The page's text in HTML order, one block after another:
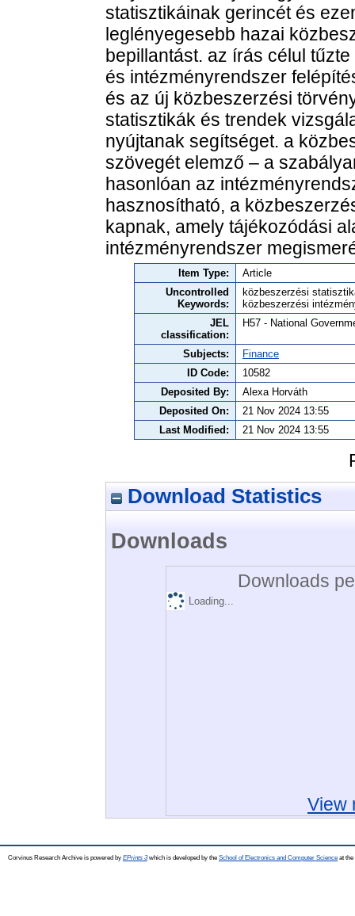
statisztikáinak gerincét és
leglényegesebb hazai
bepillantást. az írás célul
és intézményrendszer
és az új közbeszerzési
statisztikák és trendek
nyújtanak segítséget. a
szövegét elemző – a
hasonlóan az
hasznosítható, a
kapnak, amely tájékozódási
intézményrendszer
Item Type:
Article
Uncontrolled
Keywords:
közbeszerzési
közbeszerzési
JEL
classification:
H57 - National
Subjects:
Finance
ID Code:
10582
Deposited By:
Alexa Horváth
Deposited On:
21 Nov 2024 13:55
Last Modified:
21 Nov 2024 13:55
Download Statistics
Downloads
Downloads
Loading...
View
Corvinus Research Archive is powered by EPrints 3which is developed by the School of Electronics and Computer Science at